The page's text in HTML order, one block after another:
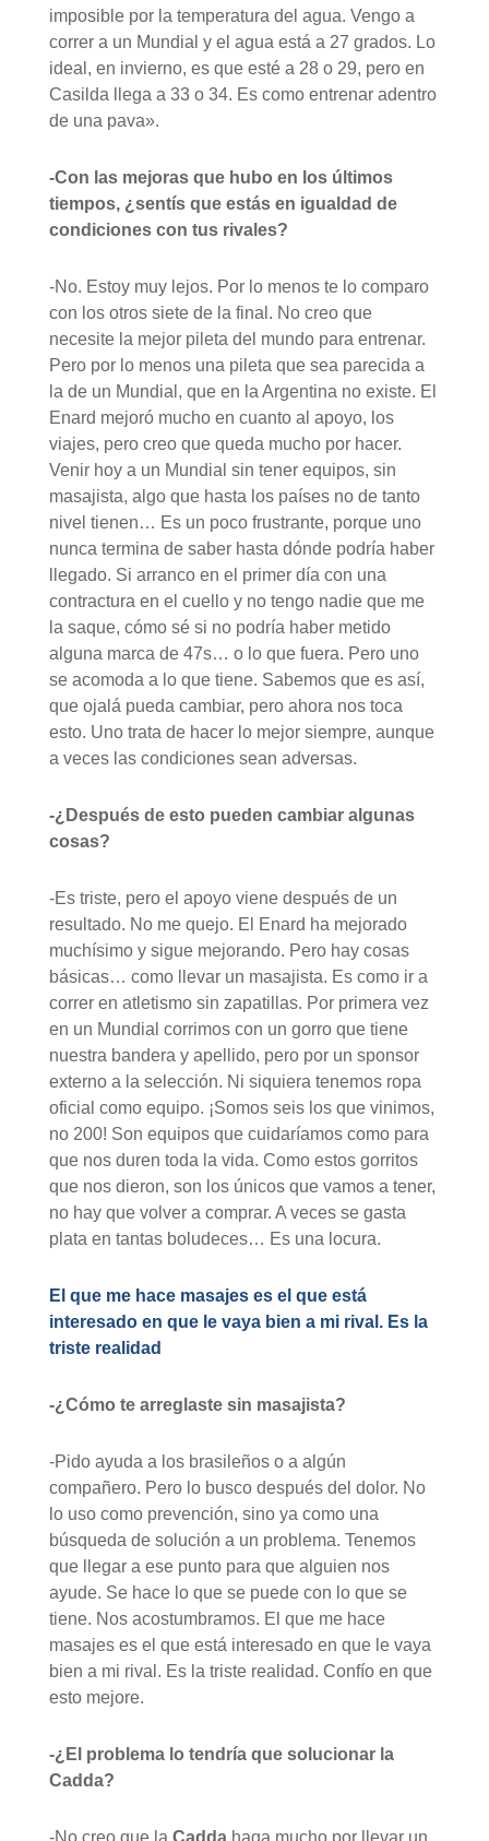
imposible por la temperatura del agua. Vengo a
correr a un Mundial y el agua está a 27 grados. Lo
ideal, en invierno, es que esté a 28 o 29, pero en
Casilda llega a 33 o 34. Es como entrenar adentro
de una pava».
-Con las mejoras que hubo en los últimos
tiempos, ¿sentís que estás en igualdad de
condiciones con tus rivales?
-No. Estoy muy lejos. Por lo menos te lo comparo
con los otros siete de la final. No creo que
necesite la mejor pileta del mundo para entrenar.
Pero por lo menos una pileta que sea parecida a
la de un Mundial, que en la Argentina no existe. El
Enard mejoró mucho en cuanto al apoyo, los
viajes, pero creo que queda mucho por hacer.
Venir hoy a un Mundial sin tener equipos, sin
masajista, algo que hasta los países no de tanto
nivel tienen… Es un poco frustrante, porque uno
nunca termina de saber hasta dónde podría haber
llegado. Si arranco en el primer día con una
contractura en el cuello y no tengo nadie que me
la saque, cómo sé si no podría haber metido
alguna marca de 47s… o lo que fuera. Pero uno
se acomoda a lo que tiene. Sabemos que es así,
que ojalá pueda cambiar, pero ahora nos toca
esto. Uno trata de hacer lo mejor siempre, aunque
a veces las condiciones sean adversas.
-¿Después de esto pueden cambiar algunas
cosas?
-Es triste, pero el apoyo viene después de un
resultado. No me quejo. El Enard ha mejorado
muchísimo y sigue mejorando. Pero hay cosas
básicas… como llevar un masajista. Es como ir a
correr en atletismo sin zapatillas. Por primera vez
en un Mundial corrimos con un gorro que tiene
nuestra bandera y apellido, pero por un sponsor
externo a la selección. Ni siquiera tenemos ropa
oficial como equipo. ¡Somos seis los que vinimos,
no 200! Son equipos que cuidaríamos como para
que nos duren toda la vida. Como estos gorritos
que nos dieron, son los únicos que vamos a tener,
no hay que volver a comprar. A veces se gasta
plata en tantas boludeces… Es una locura.
El que me hace masajes es el que está
interesado en que le vaya bien a mi rival. Es la
triste realidad
-¿Cómo te arreglaste sin masajista?
-Pido ayuda a los brasileños o a algún
compañero. Pero lo busco después del dolor. No
lo uso como prevención, sino ya como una
búsqueda de solución a un problema. Tenemos
que llegar a ese punto para que alguien nos
ayude. Se hace lo que se puede con lo que se
tiene. Nos acostumbramos. El que me hace
masajes es el que está interesado en que le vaya
bien a mi rival. Es la triste realidad. Confío en que
esto mejore.
-¿El problema lo tendría que solucionar la
Cadda?
-No creo que la Cadda haga mucho por llevar un